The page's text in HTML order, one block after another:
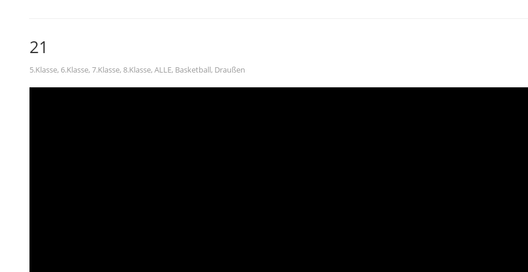
21
5.Klasse, 6.Klasse, 7.Klasse, 8.Klasse, ALLE, Basketball, Draußen